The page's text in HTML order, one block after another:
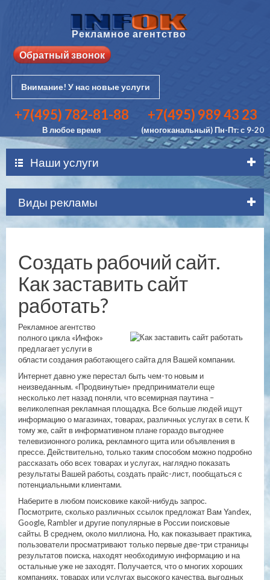
Рекламное агентство
Обратный звонок
Внимание! У нас новые услуги
+7(495) 782-81-88
В любое время
+7(495) 989 43 23
(многоканальный) Пн-Пт: с 9-20
Наши услуги
Виды рекламы
Создать рабочий сайт.
Как заставить сайт
работать?
Рекламное агентство
полного цикла «Инфок»
предлагает услуги в
области создания работающего сайта для Вашей компании.
Интернет давно уже перестал быть чем-то новым и
неизведанным. «Продвинутые» предприниматели еще
несколько лет назад поняли, что всемирная паутина –
великолепная рекламная площадка. Все больше людей ищут
информацию о магазинах, товарах, различных услугах в сети. К
тому же, сайт в информативном плане гораздо выгоднее
телевизионного ролика, рекламного щита или объявления в
прессе. Действительно, только таким способом можно подробно
рассказать обо всех товарах и услугах, наглядно показать
результаты Вашей работы, создать прайс-лист, пообщаться с
потенциальными клиентами.
Наберите в любом поисковике какой-нибудь запрос.
Посмотрите, сколько различных ссылок предложат Вам Yandex,
Google, Rambler и другие популярные в России поисковые
сайты. В среднем, около миллиона. Но, как показывает практика,
пользователи просматривают только первые две-три страницы
результатов поиска, находят необходимую информацию и на
остальные уже не заходят. Получается, что о многих хороших
компаниях, товарах или услугах высокого качества, выгодных